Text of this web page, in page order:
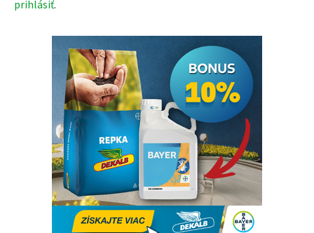
prihlásiť.